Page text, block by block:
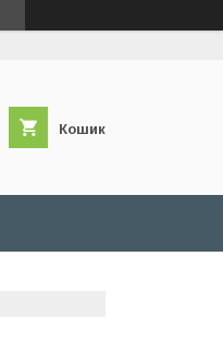
Кошик